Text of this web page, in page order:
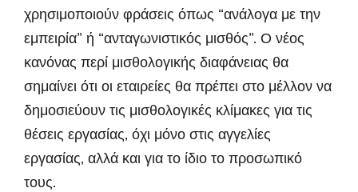
χρησιμοποιούν φράσεις όπως “ανάλογα με την
εμπειρία” ή “ανταγωνιστικός μισθός”. Ο νέος
κανόνας περί μισθολογικής διαφάνειας θα
σημαίνει ότι οι εταιρείες θα πρέπει στο μέλλον να
δημοσιεύουν τις μισθολογικές κλίμακες για τις
θέσεις εργασίας, όχι μόνο στις αγγελίες
εργασίας, αλλά και για το ίδιο το προσωπικό
τους.